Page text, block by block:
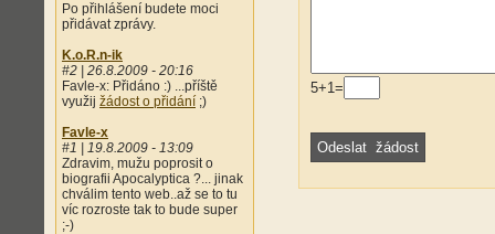
Po přihlášení budete moci
přidávat zprávy.
K.o.R.n-ik
#2 | 26.8.2009 - 20:16
Favle-x: Přidáno :) ...příště
využij žádost o přidání ;)
Favle-x
#1 | 19.8.2009 - 13:09
Zdravim, mužu poprosit o
biografii Apocalyptica ?... jinak
chválim tento web..až se to tu
víc rozroste tak to bude super
;-)
5+1=